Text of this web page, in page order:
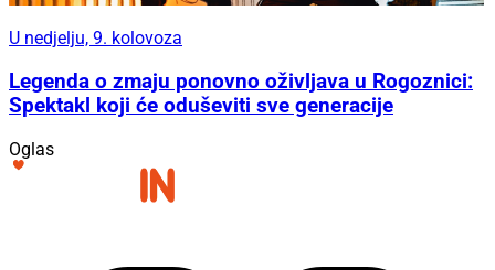
U nedjelju, 9. kolovoza
Legenda o zmaju ponovno oživljava u Rogoznici:
Spektakl koji će oduševiti sve generacije
Oglas